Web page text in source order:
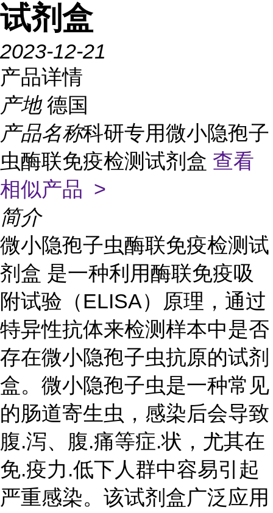
试剂盒
2023-12-21
产品详情
产地 德国
产品名称科研专用微小隐孢子
虫酶联免疫检测试剂盒 查看
相似产品 >
简介
微小隐孢子虫酶联免疫检测试
剂盒 是一种利用酶联免疫吸
附试验（ELISA）原理，通过
特异性抗体来检测样本中是否
存在微小隐孢子虫抗原的试剂
盒。微小隐孢子虫是一种常见
的肠道寄生虫，感染后会导致
腹.泻、腹.痛等症.状，尤其在
免.疫力.低下人群中容易引起
严重感染。该试剂盒广泛应用